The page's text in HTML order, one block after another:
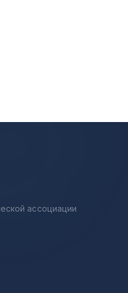
ассоциации